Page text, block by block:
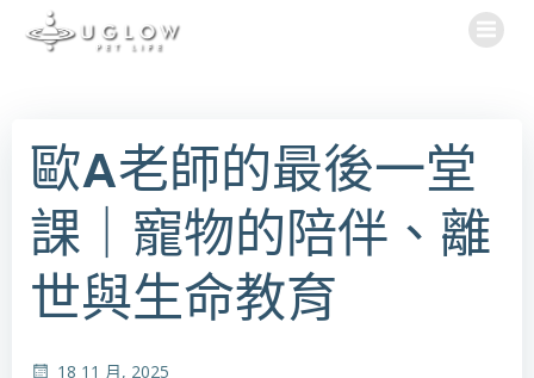
歐A老師的最後一堂
課｜寵物的陪伴、離
世與生命教育
18 11 月, 2025